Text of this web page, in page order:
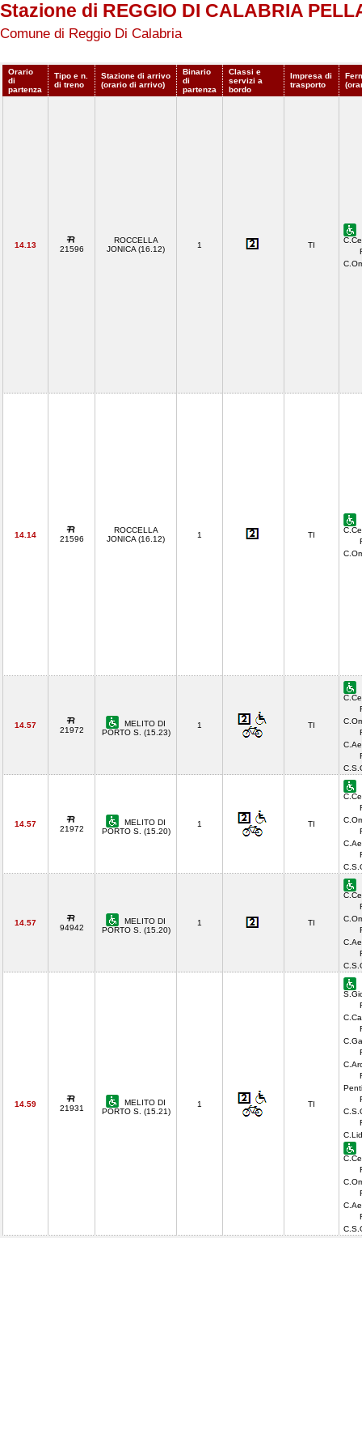
Stazione di REGGIO DI CALABRIA
Comune di Reggio Di Calabria
Orario
di
partenza
Tipo e n.
di treno
Stazione di arrivo
(orario di arrivo)
Binario
di
partenza
Classi e
servizi a
bordo
Impresa di
trasporto
14.13 21596
ROCCELLA
JONICA (16.12)
1 TI
14.14 21596
ROCCELLA
JONICA (16.12)
1 TI
14.57
21972
MELITO DI
PORTO S. (15.23)
1 TI
14.57
21972
MELITO DI
PORTO S. (15.20)
1 TI
14.57
94942
MELITO DI
PORTO S. (15.20)
1 TI
14.59 21931
MELITO DI
PORTO S. (15.21)
1 TI